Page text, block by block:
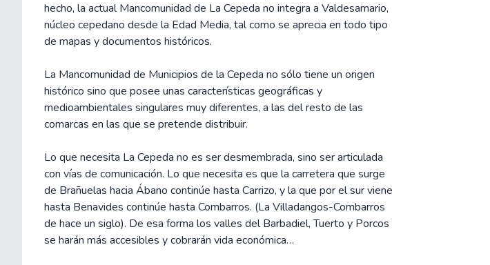
hecho, la actual Mancomunidad de La Cepeda no integra a Valdesamario,
núcleo cepedano desde la Edad Media, tal como se aprecia en todo tipo
de mapas y documentos históricos.
La Mancomunidad de Municipios de la Cepeda no sólo tiene un origen
histórico sino que posee unas características geográficas y
medioambientales singulares muy diferentes, a las del resto de las
comarcas en las que se pretende distribuir.
Lo que necesita La Cepeda no es ser desmembrada, sino ser articulada
con vías de comunicación. Lo que necesita es que la carretera que surge
de Brañuelas hacia Ábano continúe hasta Carrizo, y la que por el sur viene
hasta Benavides continúe hasta Combarros. (La Villadangos-Combarros
de hace un siglo). De esa forma los valles del Barbadiel, Tuerto y Porcos
se harán más accesibles y cobrarán vida económica…